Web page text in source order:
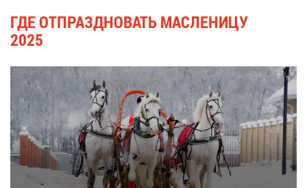
ГДЕ ОТ­ПРАЗД­НО­ВАТЬ МАС­ЛЕ­НИ­ЦУ
2025